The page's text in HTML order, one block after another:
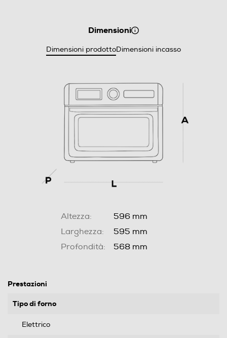
Dimensioni
Dimensioni prodottoDimensioni incasso
Altezza:
596 mm
Larghezza:
595 mm
Profondità:
568 mm
Prestazioni
Tipo di forno
Elettrico